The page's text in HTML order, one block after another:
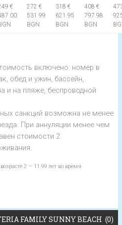
€
272 €
531.99
BGN
318 €
621.95
BGN
408 €
797.98
BGN
включено: номер в
обед и ужин, бассейн,
и на пляже, беспроводной
санкций возможна не менее
При аннуляции менее чем
стоимости 2
2 — 11.99 лет во время
FAMILY SUNNY BEACH (0)